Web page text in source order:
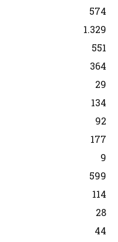
574
1.329
551
364
29
134
92
177
9
599
114
28
44